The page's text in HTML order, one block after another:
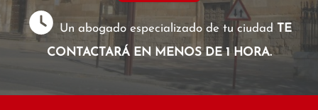
Un abogado especializado de tu ciudad TE
CONTACTARÁ EN MENOS DE 1 HORA.